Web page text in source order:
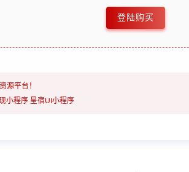
登陆购买
源平台！
小程序 星宿UI小程序